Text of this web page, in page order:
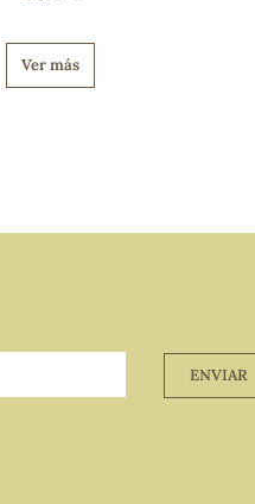
Ver más
ENVIAR